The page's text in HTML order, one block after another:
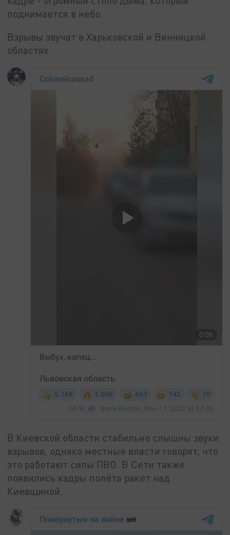
поднимается в небо.
Взрывы звучат в Харьковской и Винницкой
областях.
В Киевской области стабильно слышны звуки
взрывов, однако местные власти говорят, что
это работают силы ПВО. В Сети также
появились кадры полёта ракет над
Киевщиной.